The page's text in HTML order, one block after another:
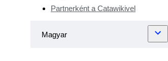
Partnerként a Catawikivel